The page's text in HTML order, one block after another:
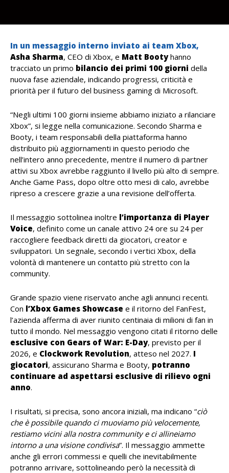
In un messaggio interno inviato ai team Xbox,
Asha Sharma, CEO di Xbox, e Matt Bootyhanno
tracciato un primo bilancio dei primi 100 giorni della
nuova fase aziendale, indicando progressi, criticità e
priorità per il futuro del business gaming di Microsoft.
“Negli ultimi 100 giorni insieme abbiamo iniziato a rilanciare
Xbox”, si legge nella comunicazione. Secondo Sharma e
Booty, i team responsabili della piattaforma hanno
distribuito più aggiornamenti in questo periodo che
nell’intero anno precedente, mentre il numero di partner
attivi su Xbox avrebbe raggiunto il livello più alto di sempre.
Anche Game Pass, dopo oltre otto mesi di calo, avrebbe
ripreso a crescere grazie a una revisione dell’offerta.
Il messaggio sottolinea inoltre l’importanza di Player
Voice, definito come un canale attivo 24 ore su 24 per
raccogliere feedback diretti da giocatori, creator e
sviluppatori. Un segnale, secondo i vertici Xbox, della
volontà di mantenere un contatto più stretto con la
community.
Grande spazio viene riservato anche agli annunci recenti.
Con l’Xbox Games Showcase e il ritorno del FanFest,
l’azienda afferma di aver riunito centinaia di milioni di fan in
tutto il mondo. Nel messaggio vengono citati il ritorno delle
esclusive con Gears of War: E-Day, previsto per il
2026, e Clockwork Revolution, atteso nel 2027. I
giocatori, assicurano Sharma e Booty, potranno
continuare ad aspettarsi esclusive di rilievo ogni
anno.
I risultati, si precisa, sono ancora iniziali, ma indicano “ciò
che è possibile quando ci muoviamo più velocemente,
restiamo vicini alla nostra community e ci allineiamo
intorno a una visione condivisa”. Il messaggio ammette
anche gli errori commessi e quelli che inevitabilmente
potranno arrivare, sottolineando però la necessità di